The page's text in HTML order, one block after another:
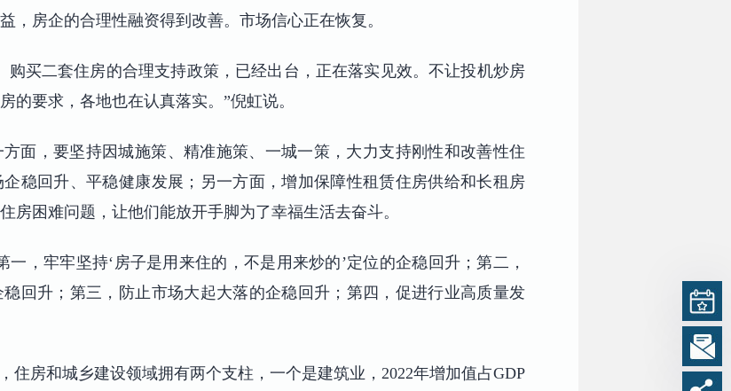
，房企的合理性融资得到改善。市场信心正在恢复。
购买二套住房的合理支持政策，已经出台，正在落实见效。不让投机炒房
的要求，各地也在认真落实。”倪虹说。
面，要坚持因城施策、精准施策、一城一策，大力支持刚性和改善性住
稳回升、平稳健康发展；另一方面，增加保障性租赁住房供给和长租房
房困难问题，让他们能放开手脚为了幸福生活去奋斗。
一，牢牢坚持‘房子是用来住的，不是用来炒的’定位的企稳回升；第二，
回升；第三，防止市场大起大落的企稳回升；第四，促进行业高质量发
住房和城乡建设领域拥有两个支柱，一个是建筑业，2022年增加值占GDP